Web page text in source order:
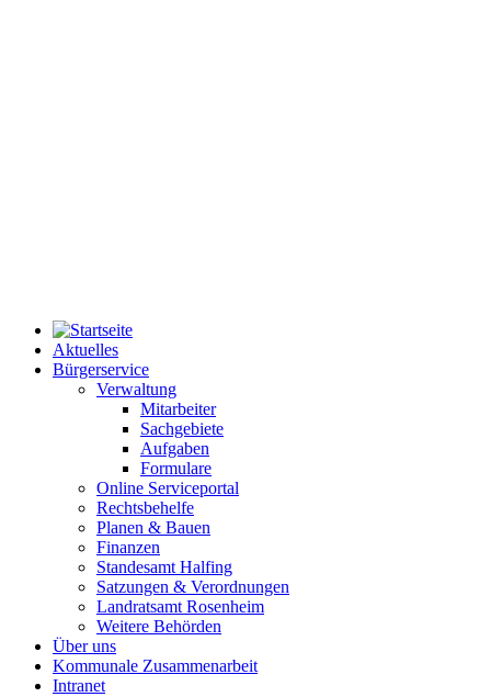
Aktuelles
Bürgerservice
Verwaltung
Mitarbeiter
Sachgebiete
Aufgaben
Formulare
Online Serviceportal
Rechtsbehelfe
Planen & Bauen
Finanzen
Standesamt Halfing
Satzungen & Verordnungen
Landratsamt Rosenheim
Weitere Behörden
Über uns
Kommunale Zusammenarbeit
Intranet